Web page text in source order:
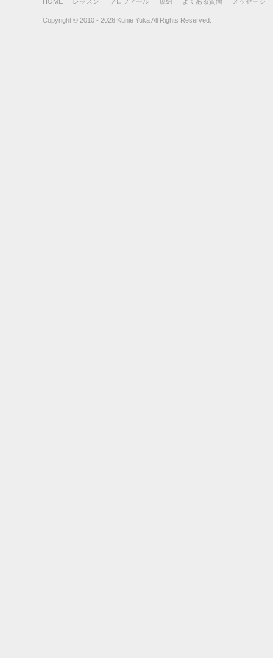
Copyright © 2010 - 2026 Kunie Yuka All Rights Reserved.